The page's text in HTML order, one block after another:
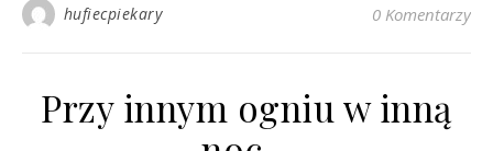
hufiecpiekary 0 Komentarzy
Przy innym ogniu w inną